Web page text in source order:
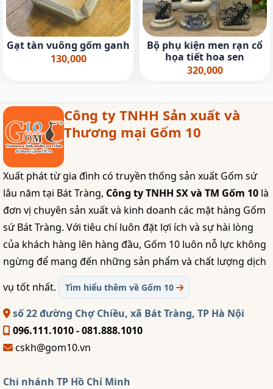
Gạt tàn vuông gốm ganh
130,000
Bộ phụ kiện men rạn cổ
họa tiết hoa sen
320,000
Công ty TNHH Sản xuất và
Thương mại Gốm 10
Xuất phát từ gia đình có truyền thống sản xuất Gốm sứ
lâu năm tại Bát Tràng, Công ty TNHH SX và TM Gốm 10 là
đơn vị chuyên sản xuất và kinh doanh các mặt hàng Gốm
sứ Bát Tràng. Với tiêu chí luôn đặt lợi ích và sự hài lòng
của khách hàng lên hàng đầu, Gốm 10 luôn nỗ lực không
ngừng để mang đến những sản phẩm và chất lượng dịch
vụ tốt nhất.
Tìm hiểu thêm về Gốm 10
số 22 đường Chợ Chiều, xã Bát Tràng, TP Hà Nội
096.111.1010 - 081.888.1010
cskh@gom10.vn
Chi nhánh TP Hồ Chí Minh